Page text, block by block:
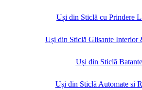
Uși din Sticlă cu Prindere
Uși din Sticlă Glisante Interior
Uși din Sticlă Batante
Uși din Sticlă Automate si